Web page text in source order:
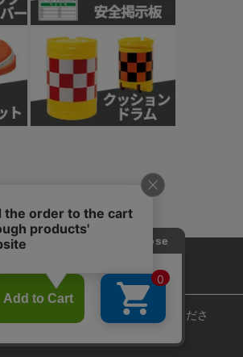
プライバシーポリシー 」をお読みくださ